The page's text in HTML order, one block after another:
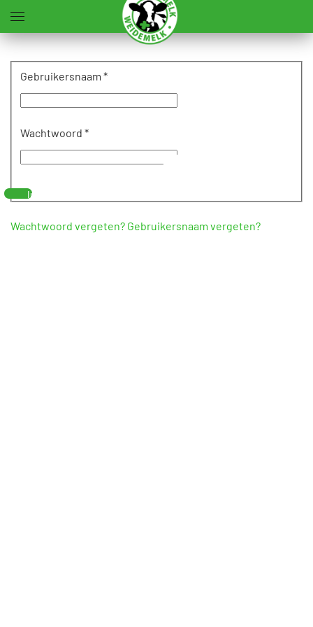
Terug naar hoofdinhoud
Gebruikersnaam *
Wachtwoord *
Inloggen
Wachtwoord vergeten? Gebruikersnaam vergeten?